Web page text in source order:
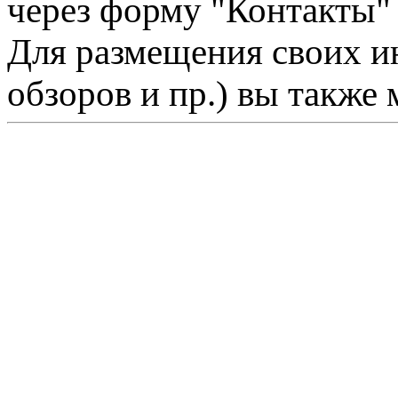
через форму "Контакты"
Для размещения своих
обзоров и пр.) вы также